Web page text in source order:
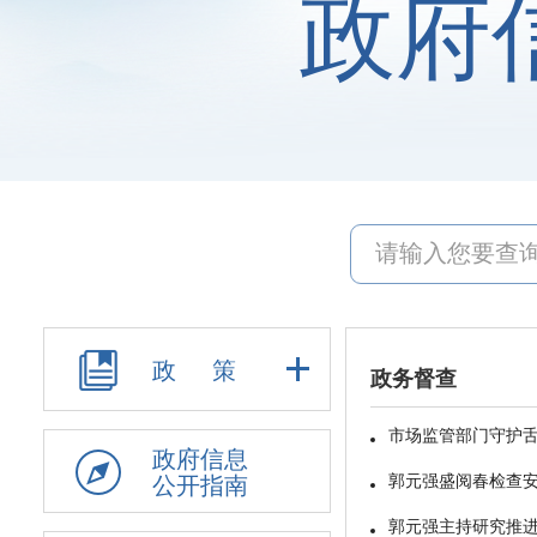
政府
政 策
政府信息
公开指南